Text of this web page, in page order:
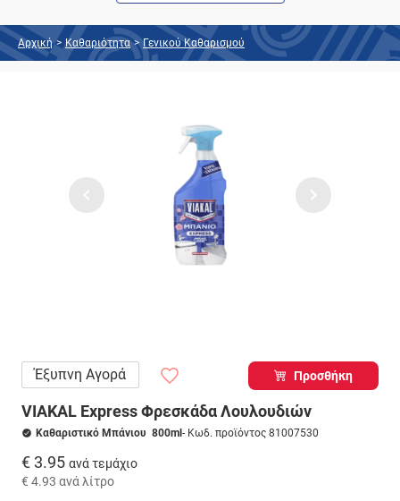
Αρχική > Καθαριότητα > Γενικού Καθαρισμού
Έξυπνη Αγορά Προσθήκη
VIAKAL Express Φρεσκάδα Λουλουδιών
Καθαριστικό Μπάνιου 800ml - Κωδ. προϊόντος 81007530
€ 3.95 ανά τεμάχιο
€ 4.93 ανά λίτρο